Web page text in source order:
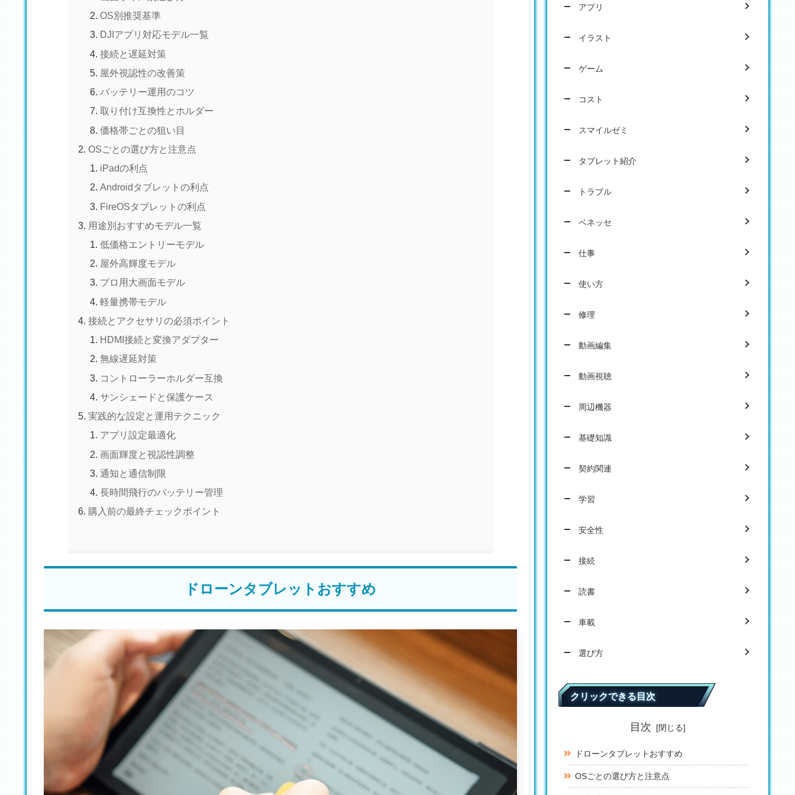
OS別推奨基準
DJIアプリ対応モデル一覧
接続と遅延対策
屋外視認性の改善策
バッテリー運用のコツ
取り付け互換性とホルダー
価格帯ごとの狙い目
OSごとの選び方と注意点
iPadの利点
Androidタブレットの利点
FireOSタブレットの利点
用途別おすすめモデル一覧
低価格エントリーモデル
屋外高輝度モデル
プロ用大画面モデル
軽量携帯モデル
接続とアクセサリの必須ポイント
HDMI接続と変換アダプター
無線遅延対策
コントローラーホルダー互換
サンシェードと保護ケース
実践的な設定と運用テクニック
アプリ設定最適化
画面輝度と視認性調整
通知と通信制限
長時間飛行のバッテリー管理
購入前の最終チェックポイント
ドローンタブレットおすすめ
アプリ
イラスト
ゲーム
コスト
スマイルゼミ
タブレット紹介
トラブル
ベネッセ
仕事
使い方
修理
動画編集
動画視聴
周辺機器
基礎知識
契約関連
学習
安全性
接続
読書
車載
選び方
クリックできる目次
目次
ドローンタブレットおすすめ
OSごとの選び方と注意点